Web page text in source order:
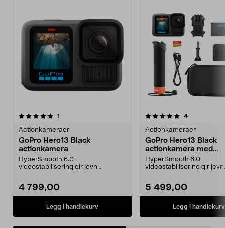
1
Actionkameraer
GoPro Hero13 Black
actionkamera
HyperSmooth 6.0
videostabilisering gir jevn
4 799,00
Legg i handlekurv
5.0av 5 stjerner 4anmeldelser
Actionkameraer
GoPro Hero13 Black
actionkamera med
tilbehørspakke.
HyperSmooth 6.0
videostabilisering gir jevn
5 499,00
Legg i handlekurv
0.0 av 5 stjerner